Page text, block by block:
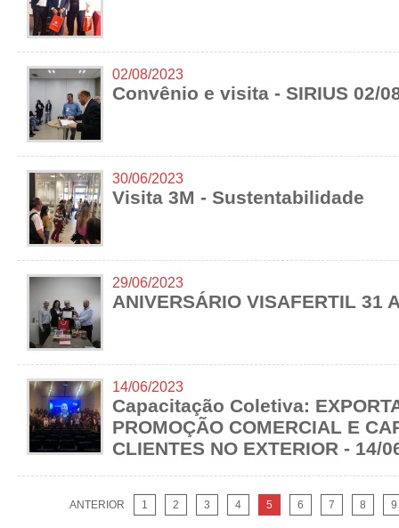
02/08/2023
Convênio e visita - SIRIUS 02/
30/06/2023
Visita 3M - Sustentabilidade
29/06/2023
ANIVERSÁRIO VISAFERTIL 31
14/06/2023
Capacitação Coletiva:
PROMOÇÃO COMERCIAL E
CLIENTES NO EXTERIOR - 14/
ANTERIOR 1 2 3 4 5 6 7 8 9